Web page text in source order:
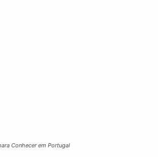
Conhecer em Portugal